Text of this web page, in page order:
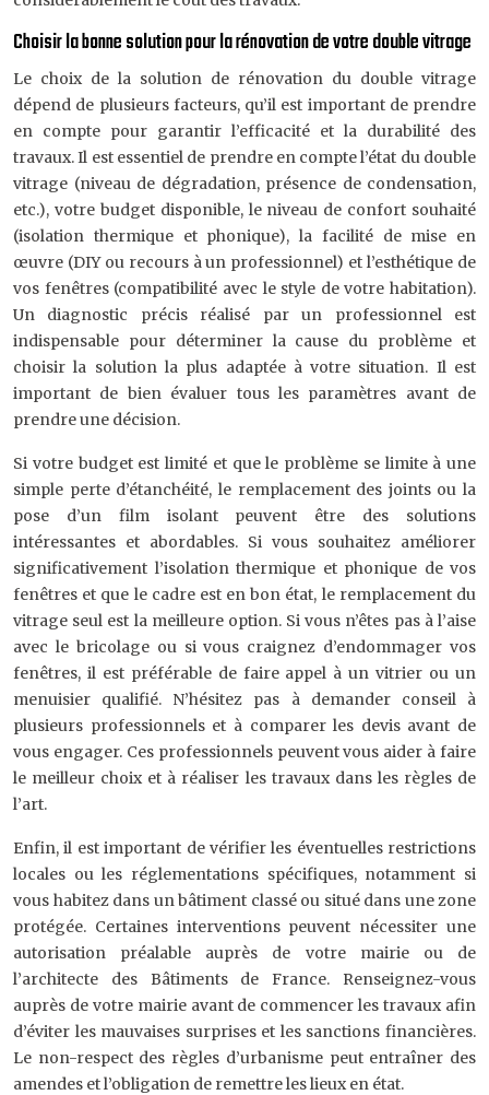
Choisir la bonne solution pour la rénovation de votre double vitrage
Le choix de la solution de rénovation du double vitrage
dépend de plusieurs facteurs, qu’il est important de prendre
en compte pour garantir l’efficacité et la durabilité des
travaux. Il est essentiel de prendre en compte l’état du double
vitrage (niveau de dégradation, présence de condensation,
etc.), votre budget disponible, le niveau de confort souhaité
(isolation thermique et phonique), la facilité de mise en
œuvre (DIY ou recours à un professionnel) et l’esthétique de
vos fenêtres (compatibilité avec le style de votre habitation).
Un diagnostic précis réalisé par un professionnel est
indispensable pour déterminer la cause du problème et
choisir la solution la plus adaptée à votre situation. Il est
important de bien évaluer tous les paramètres avant de
prendre une décision.
Si votre budget est limité et que le problème se limite à une
simple perte d’étanchéité, le remplacement des joints ou la
pose d’un film isolant peuvent être des solutions
intéressantes et abordables. Si vous souhaitez améliorer
significativement l’isolation thermique et phonique de vos
fenêtres et que le cadre est en bon état, le remplacement du
vitrage seul est la meilleure option. Si vous n’êtes pas à l’aise
avec le bricolage ou si vous craignez d’endommager vos
fenêtres, il est préférable de faire appel à un vitrier ou un
menuisier qualifié. N’hésitez pas à demander conseil à
plusieurs professionnels et à comparer les devis avant de
vous engager. Ces professionnels peuvent vous aider à faire
le meilleur choix et à réaliser les travaux dans les règles de
l’art.
Enfin, il est important de vérifier les éventuelles restrictions
locales ou les réglementations spécifiques, notamment si
vous habitez dans un bâtiment classé ou situé dans une zone
protégée. Certaines interventions peuvent nécessiter une
autorisation préalable auprès de votre mairie ou de
l’architecte des Bâtiments de France. Renseignez-vous
auprès de votre mairie avant de commencer les travaux afin
d’éviter les mauvaises surprises et les sanctions financières.
Le non-respect des règles d’urbanisme peut entraîner des
amendes et l’obligation de remettre les lieux en état.